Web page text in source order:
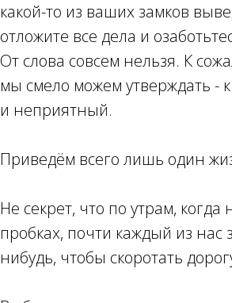
какой-то из ваших замков
отложите все дела и
От слова совсем нельзя. К
мы смело можем утверждать -
и неприятный.
Приведём всего лишь один
Не секрет, что по утрам,
пробках, почти каждый из нас
нибудь, чтобы скоротать